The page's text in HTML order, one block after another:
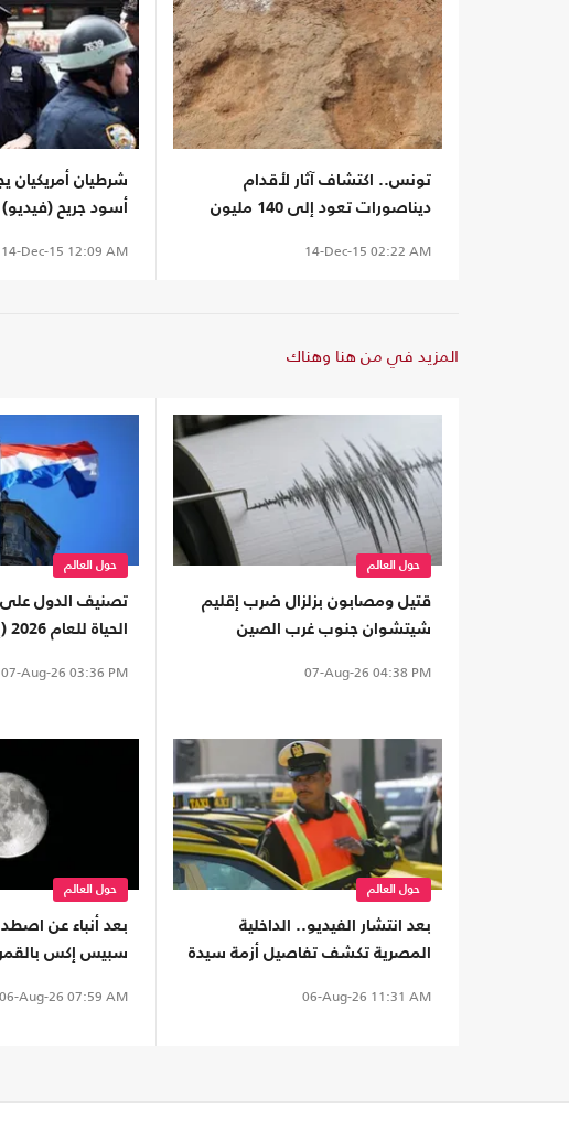
تونس.. اكتشاف آثار لأقدام
ديناصورات تعود إلى 140 مليون
14-Dec-15 02:22 AM
شرطيان أمريكيان
أسود جريح (فيديو)
14-Dec-15 12:09 AM
المزيد في من هنا وهناك
حول العالم
قتيل ومصابون بزلزال ضرب إقليم
شيتشوان جنوب غرب الصين
07-Aug-26 04:38 PM
حول العالم
تصنيف الدول
الحياة للعام 2026 (إنفوغراف)
07-Aug-26 03:36 PM
حول العالم
بعد انتشار الفيديو.. الداخلية
المصرية تكشف تفاصيل أزمة سيدة
06-Aug-26 11:31 AM
حول العالم
بعد أنباء عن
سبيس إكس
06-Aug-26 07:59 AM